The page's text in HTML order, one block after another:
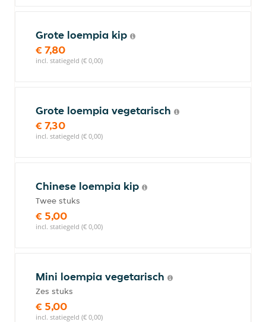
Grote loempia kip
€ 7,80
incl. statiegeld (€ 0,00)
Grote loempia vegetarisch
€ 7,30
incl. statiegeld (€ 0,00)
Chinese loempia kip
Twee stuks
€ 5,00
incl. statiegeld (€ 0,00)
Mini loempia vegetarisch
Zes stuks
€ 5,00
incl. statiegeld (€ 0,00)